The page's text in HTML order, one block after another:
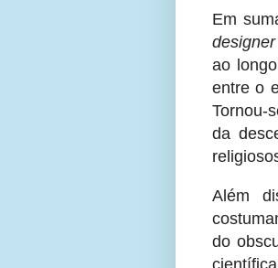
Em
designer
ao
entre o
Tornou-
da
Além
do